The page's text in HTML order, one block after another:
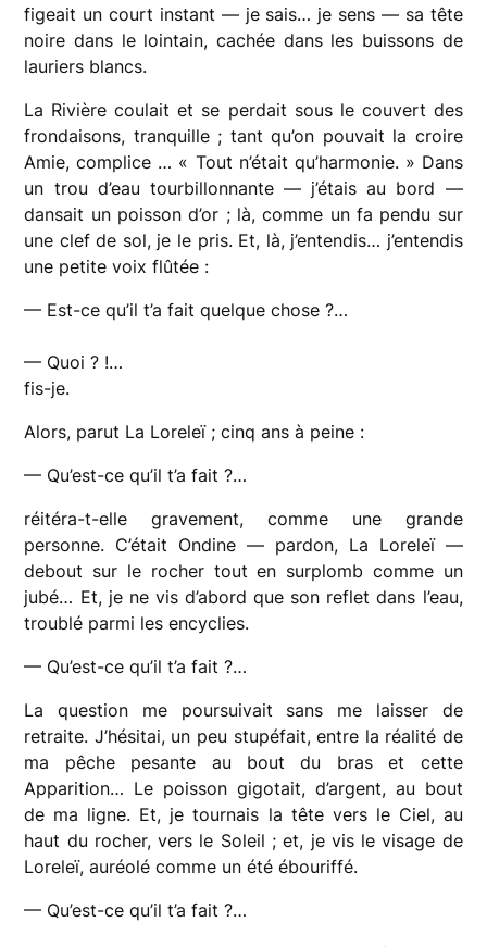
figeait un court instant — je sais… je sens — sa tête
noire dans le lointain, cachée dans les buissons de
lauriers blancs.
La Rivière coulait et se perdait sous le couvert des
frondaisons, tranquille ; tant qu’on pouvait la croire
Amie, complice … « Tout n’était qu’harmonie. » Dans
un trou d’eau tourbillonnante — j’étais au bord —
dansait un poisson d’or ; là, comme un fa pendu sur
une clef de sol, je le pris. Et, là, j’entendis… j’entendis
une petite voix flûtée :
— Est-ce qu’il t’a fait quelque chose ?…
— Quoi ? !…
fis-je.
Alors, parut La Loreleï ; cinq ans à peine :
— Qu’est-ce qu’il t’a fait ?…
réitéra-t-elle gravement, comme une grande
personne. C’était Ondine — pardon, La Loreleï —
debout sur le rocher tout en surplomb comme un
jubé… Et, je ne vis d’abord que son reflet dans l’eau,
troublé parmi les encyclies.
— Qu’est-ce qu’il t’a fait ?…
La question me poursuivait sans me laisser de
retraite. J’hésitai, un peu stupéfait, entre la réalité de
ma pêche pesante au bout du bras et cette
Apparition… Le poisson gigotait, d’argent, au bout
de ma ligne. Et, je tournais la tête vers le Ciel, au
haut du rocher, vers le Soleil ; et, je vis le visage de
Loreleï, auréolé comme un été ébouriffé.
— Qu’est-ce qu’il t’a fait ?…